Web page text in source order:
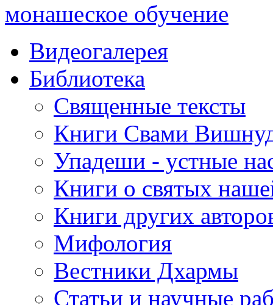
монашеское обучение
Видеогалерея
Библиотека
Священные тексты
Книги Свами
Упадеши - устные
Книги о святых
Книги других
Мифология
Вестники Дхармы
Статьи и научные